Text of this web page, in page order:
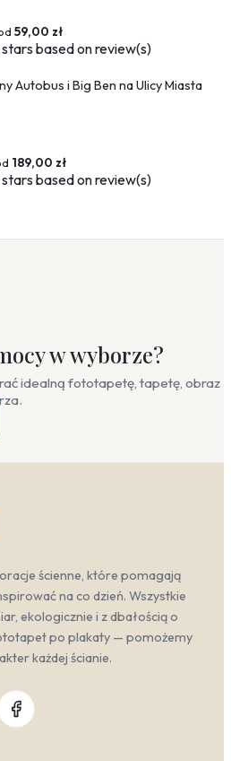
59,00 zł
based onreview(s)
Autobus i Big Ben na Ulicy Miasta
189,00 zł
based onreview(s)
w wyborze?
idealną fototapetę, tapetę, obraz
ścienne, które pomagają
na co dzień. Wszystkie
ekologicznie i z dbałością o
po plakaty — pomożemy
każdej ścianie.